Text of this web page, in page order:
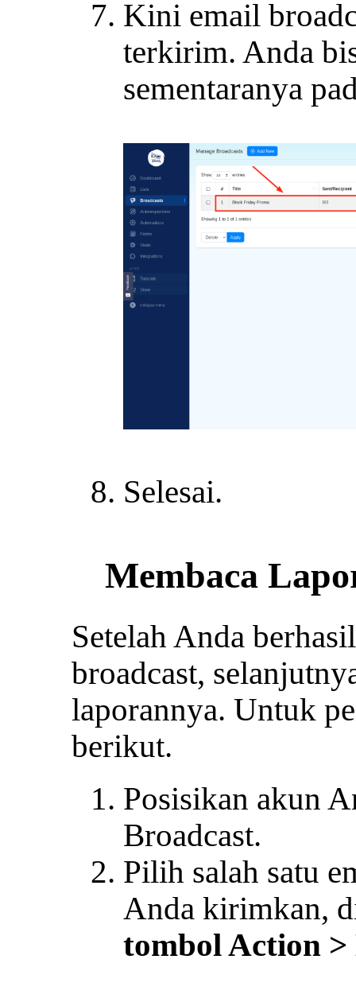
Kini email
terkirim. Anda
sementaranya
Selesai.
Membaca
Setelah Anda
broadcast,
laporannya. Untuk
berikut.
Posisikan akun
Broadcast.
Pilih salah satu
Anda kirimkan,
tombol Action >